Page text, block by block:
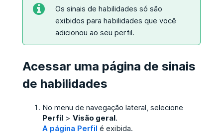
Os sinais de habilidades só são
exibidos para habilidades que você
adicionou ao seu perfil.
Acessar uma página de sinais
de habilidades
No menu de navegação lateral, selecione
Perfil> Visão geral.
A página Perfil é exibida.